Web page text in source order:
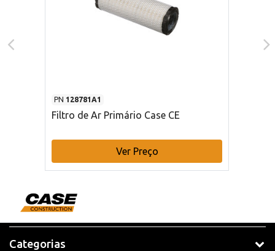
PN 128781A1
Filtro de Ar Primário Case CE
Ver Preço
Categorias